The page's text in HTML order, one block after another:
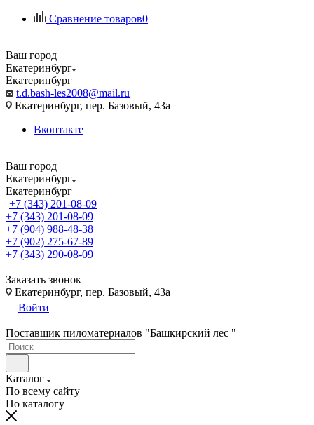
Сравнение товаров0
Ваш город
Екатеринбург
Екатеринбург
t.d.bash-les2008@mail.ru
Екатеринбург, пер. Базовый, 43а
Вконтакте
Ваш город
Екатеринбург
Екатеринбург
+7 (343) 201-08-09
+7 (343) 201-08-09
+7 (904) 988-48-38
+7 (902) 275-67-89
+7 (343) 290-08-09
Заказать звонок
Екатеринбург, пер. Базовый, 43а
Войти
Поставщик пиломатериалов "Башкирский лес "
Каталог
По всему сайту
По каталогу